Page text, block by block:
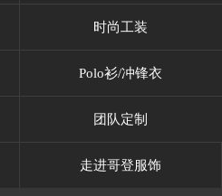
时尚工装
Polo衫/冲锋衣
团队定制
走进哥登服饰